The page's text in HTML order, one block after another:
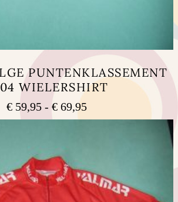
PUNTENKLASSEMENT
WIELERSHIRT
€59,95 - €69,95Prijsklasse:
€ 59,95
meerdere
variaties.
Deze
optie